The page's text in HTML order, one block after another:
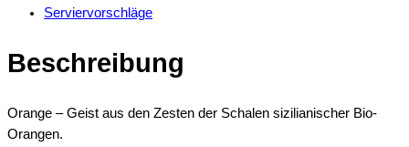
Serviervorschläge
Beschreibung
Orange – Geist aus den Zesten der Schalen sizilianischer Bio-
Orangen.